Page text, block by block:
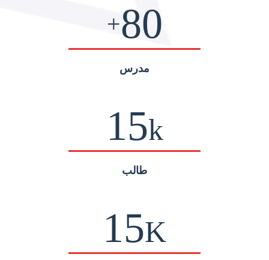
80
+
مدرس
15k
طالب
15K